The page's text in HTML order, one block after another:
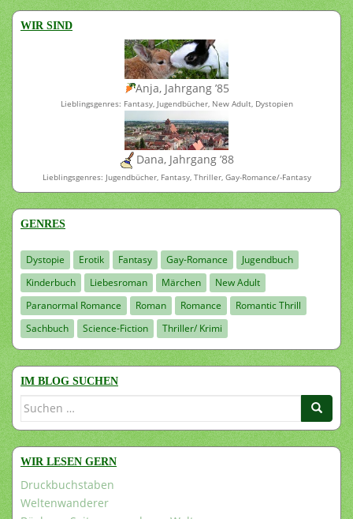
WIR SIND
Anja, Jahrgang ’85
Lieblingsgenres: Fantasy, Jugendbücher, New Adult, Dystopien
Dana, Jahrgang ’88
Lieblingsgenres: Jugendbücher, Fantasy, Thriller, Gay-Romance/-Fantasy
GENRES
Dystopie Erotik Fantasy Gay-Romance
Jugendbuch
Kinderbuch
Liebesroman Märchen
New Adult
Paranormal Romance
Roman Romance
Romantic Thrill
Sachbuch
Science-Fiction Thriller/ Krimi
IM BLOG SUCHEN
Suchen
WIR LESEN GERN
Druckbuchstaben
Weltenwanderer